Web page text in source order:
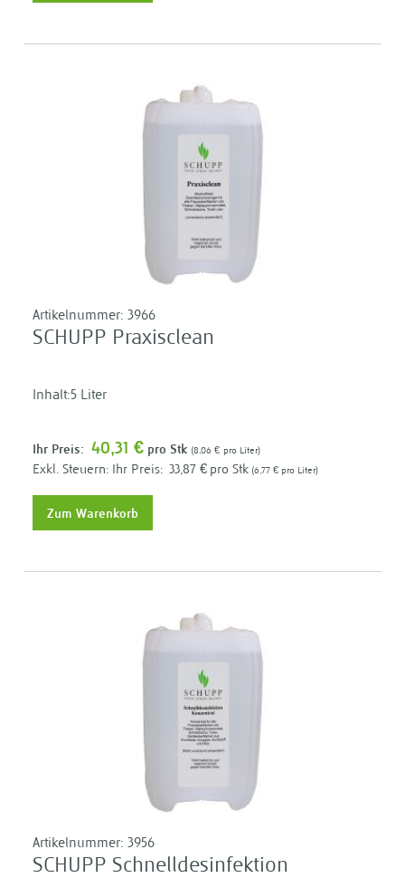
Artikelnummer: 3966
SCHUPP Praxisclean
Inhalt:5 Liter
Ihr Preis: 40,31 € pro Stk 8,06 € pro Liter
Ihr Preis: 33,87 € pro Stk 6,77 € pro Liter
Zum Warenkorb
Artikelnummer: 3956
SCHUPP Schnelldesinfektion